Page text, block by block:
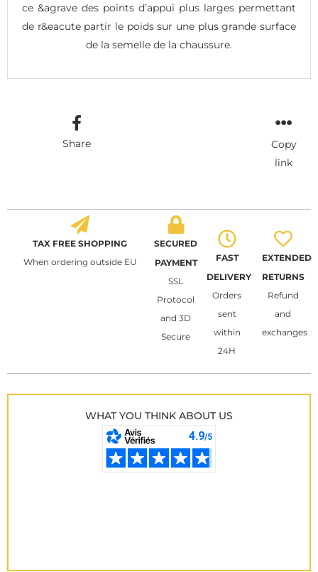
ce &agrave des points d’appui plus larges permettant
de r&eacute partir le poids sur une plus grande surface
de la semelle de la chaussure.
Share
Copy
link
TAX FREE SHOPPING
When ordering outside EU
SECURED
PAYMENT
SSL
Protocol
and 3D
Secure
FAST
DELIVERY
Orders
sent
within
24H
EXTENDED
RETURNS
Refund
and
exchanges
WHAT YOU THINK ABOUT US